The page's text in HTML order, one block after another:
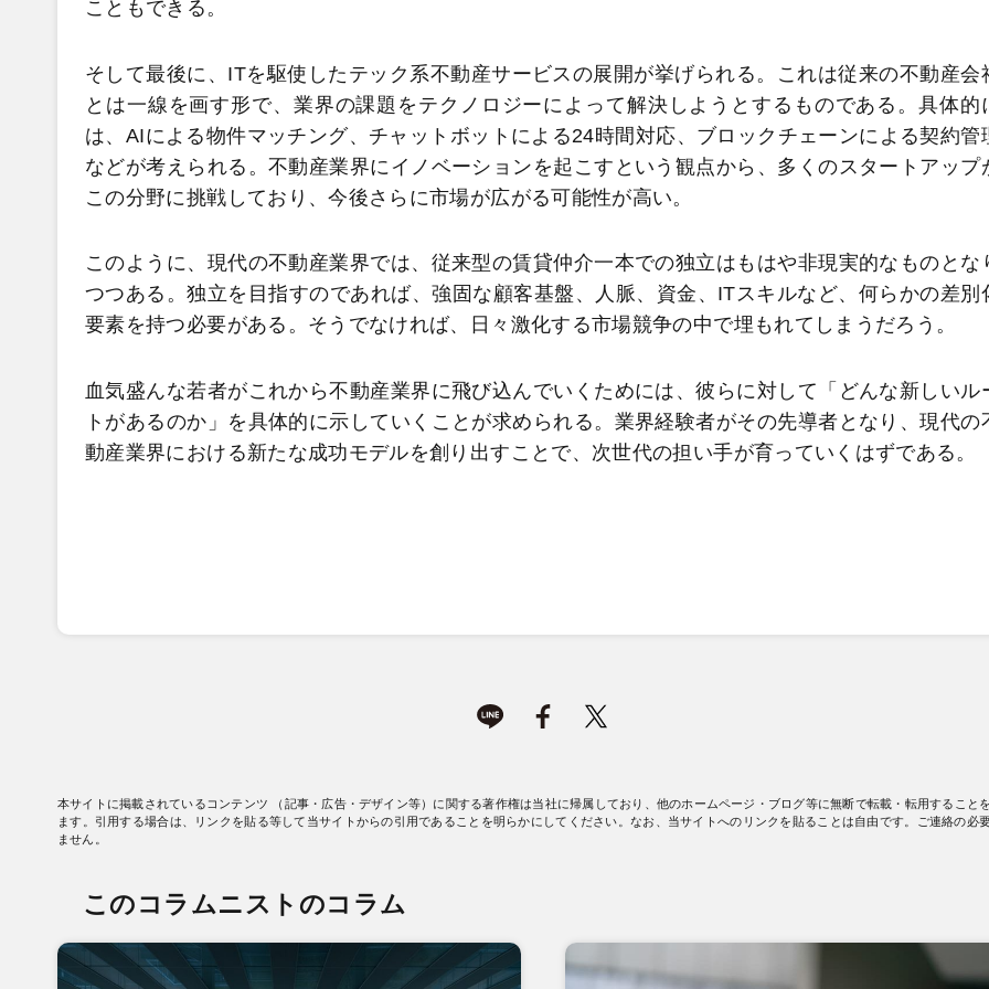
こともできる。
そして最後に、ITを駆使したテック系不動産サービスの展開が挙げられる。これは従来の不動産会
とは一線を画す形で、業界の課題をテクノロジーによって解決しようとするものである。具体的
は、AIによる物件マッチング、チャットボットによる24時間対応、ブロックチェーンによる契約管
などが考えられる。不動産業界にイノベーションを起こすという観点から、多くのスタートアップ
この分野に挑戦しており、今後さらに市場が広がる可能性が高い。
このように、現代の不動産業界では、従来型の賃貸仲介一本での独立はもはや非現実的なものとな
つつある。独立を目指すのであれば、強固な顧客基盤、人脈、資金、ITスキルなど、何らかの差別
要素を持つ必要がある。そうでなければ、日々激化する市場競争の中で埋もれてしまうだろう。
血気盛んな若者がこれから不動産業界に飛び込んでいくためには、彼らに対して「どんな新しいル
トがあるのか」を具体的に示していくことが求められる。業界経験者がその先導者となり、現代の
動産業界における新たな成功モデルを創り出すことで、次世代の担い手が育っていくはずである。
本サイトに掲載されているコンテンツ （記事・広告・デザイン等）に関する著作権は当社に帰属しており、他のホームページ・ブログ等に無断で転載・転用すること
ます。引用する場合は、リンクを貼る等して当サイトからの引用であることを明らかにしてください。なお、当サイトへのリンクを貼ることは自由です。ご連絡の必
ません。
このコラムニストのコラム